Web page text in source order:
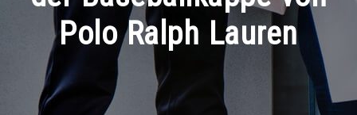
Polo Ralph Lauren